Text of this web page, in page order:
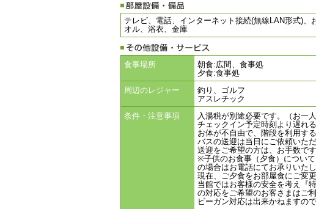
テレビ、電話、インターネット接続(無線LAN形式)
オル、浴衣、金庫
食事場所
朝食:広間、食事処
夕食:食事処
周辺のレジャー
釣り、ゴルフ
アスレチック
条件・注意事項
入湯税が別途必要です。（お一
チェックイン予定時刻より遅れ
お体が不自由で、階段を利用す
バスの送迎は当日にご依頼いた
送迎をご希望の方は、お手数で
※子供のお食事（夕食）につい
の場合はお電話にてお承りいたし
現在、ご夕食をお部屋食にご変
当館ではお客様の安全を考え『
の対応をご希望のお客さまはご
ビーガン対応は出来かねますの